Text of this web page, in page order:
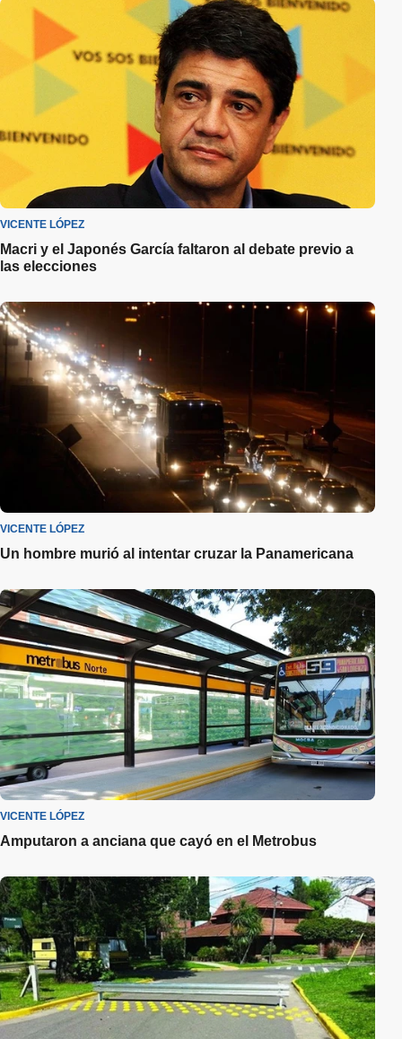
VICENTE LÓPEZ
Macri y el Japonés García faltaron al debate previo a
las elecciones
VICENTE LÓPEZ
Un hombre murió al intentar cruzar la Panamericana
VICENTE LÓPEZ
Amputaron a anciana que cayó en el Metrobus